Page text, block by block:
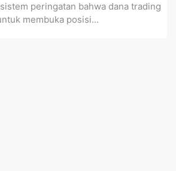
peringatan bahwa dana trading
membuka posisi...